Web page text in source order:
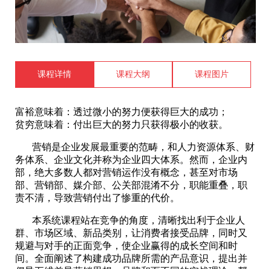
课程详情 课程大纲 课程图片
富裕意味着：透过微小的努力便获得巨大的成功；
贫穷意味着：付出巨大的努力只获得极小的收获。
营销是企业发展最重要的范畴，和人力资源体系、财
务体系、企业文化并称为企业四大体系。然而，企业内
部，绝大多数人都对营销运作没有概念，甚至对市场
部、营销部、媒介部、公关部混淆不分，职能重叠，职
责不清，导致营销付出了惨重的代价。
本系统课程站在竞争的角度，清晰找出利于企业人
群、市场区域、新品类别，让消费者接受品牌，同时又
规避与对手的正面竞争，使企业赢得的成长空间和时
间。全面阐述了构建成功品牌所需的产品意识，提出并